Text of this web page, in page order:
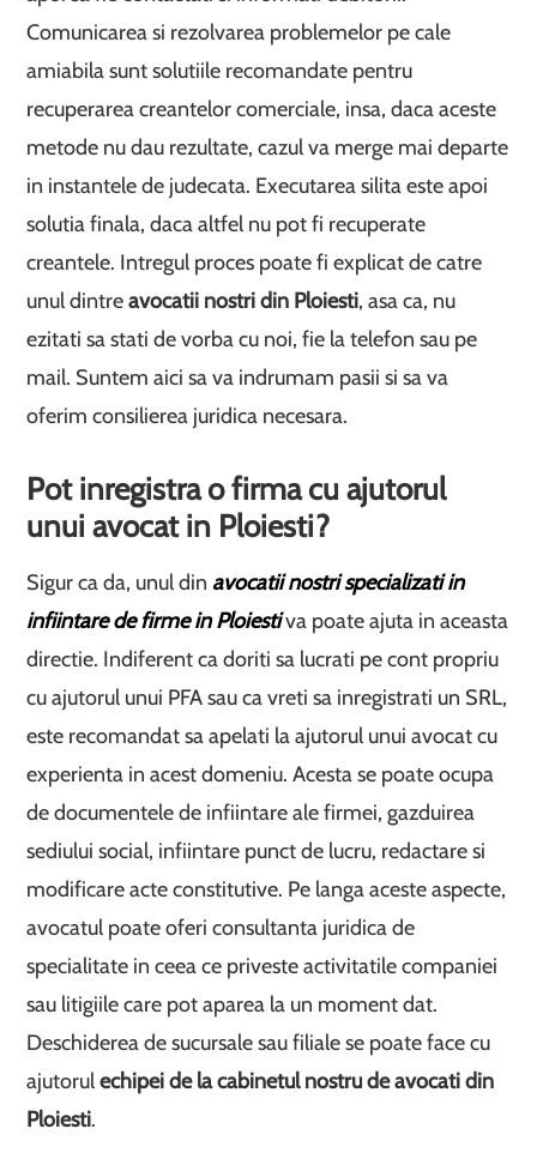
Comunicarea si rezolvarea problemelor pe cale
amiabila sunt solutiile recomandate pentru
recuperarea creantelor comerciale, insa, daca aceste
metode nu dau rezultate, cazul va merge mai departe
in instantele de judecata. Executarea silita este apoi
solutia finala, daca altfel nu pot fi recuperate
creantele. Intregul proces poate fi explicat de catre
unul dintreavocatii nostri din Ploiesti, asa ca, nu
ezitati sa stati de vorba cu noi, fie la telefon sau pe
mail. Suntem aici sa va indrumam pasii si sa va
oferim consilierea juridica necesara.
Pot inregistra o firma cu ajutorul
unui avocat in Ploiesti?
Sigur ca da, unul din avocatii nostri specializati in
infiintare de firme in Ploiestiva poate ajuta in aceasta
directie. Indiferent ca doriti sa lucrati pe cont propriu
cu ajutorul unui PFA sau ca vreti sa inregistrati un SRL,
este recomandat sa apelati la ajutorul unui avocat cu
experienta in acest domeniu. Acesta se poate ocupa
de documentele de infiintare ale firmei, gazduirea
sediului social, infiintare punct de lucru, redactare si
modificare acte constitutive. Pe langa aceste aspecte,
avocatul poate oferi consultanta juridica de
specialitate in ceea ce priveste activitatile companiei
sau litigiile care pot aparea la un moment dat.
Deschiderea de sucursale sau filiale se poate face cu
ajutorulechipei de la cabinetul nostru de avocati din
Ploiesti.